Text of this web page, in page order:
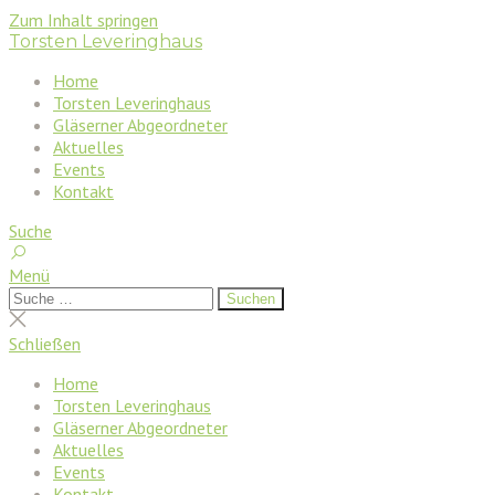
Zum Inhalt springen
Torsten Leveringhaus
Home
Torsten Leveringhaus
Gläserner Abgeordneter
Aktuelles
Events
Kontakt
Suche
Menü
Suchen
nach:
Suchen
Suche
schließen
Schließen
Home
Torsten Leveringhaus
Gläserner Abgeordneter
Aktuelles
Events